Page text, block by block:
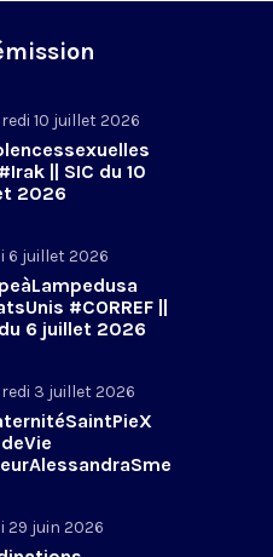
10 juillet 2026
|| SIC du 10
2026
6 juillet 2026
#CORREF ||
6 juillet 2026
3 juillet 2026
29 juin 2026